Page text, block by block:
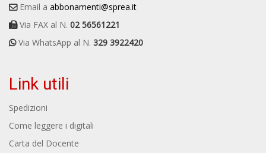
Email a abbonamenti@sprea.it
Via FAX al N. 02 56561221
Via WhatsApp al N. 329 3922420
Link utili
Spedizioni
Come leggere i digitali
Carta del Docente